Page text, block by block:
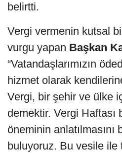
belirtti.
Vergi vermenin kutsal
vurgu yapan Başkan
“Vatandaşlarımızın
hizmet olarak
Vergi, bir şehir ve ülke
demektir. Vergi Haftası
öneminin
buluyoruz. Bu vesile ile